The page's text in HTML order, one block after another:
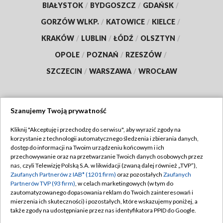
BIAŁYSTOK / BYDGOSZCZ / GDAŃSK /
GORZÓW WLKP. / KATOWICE / KIELCE /
KRAKÓW / LUBLIN / ŁÓDŹ / OLSZTYN /
OPOLE / POZNAŃ / RZESZÓW /
SZCZECIN / WARSZAWA / WROCŁAW
TVP
Abonament TVP
Emisja w TVP
Centrum informacji TVP
Naziemna Telewizja Cyfrowa
Regulamin TVP
Polityka prywatności
Moje zgody
Pomoc
Szanujemy Twoją prywatność
Kliknij "Akceptuję i przechodzę do serwisu", aby wyrazić zgody na
korzystanie z technologii automatycznego śledzenia i zbierania danych,
dostęp do informacji na Twoim urządzeniu końcowym i ich
przechowywanie oraz na przetwarzanie Twoich danych osobowych przez
nas, czyli Telewizję Polską S.A. w likwidacji (zwaną dalej również „TVP”),
Zaufanych Partnerów z IAB* (1201 firm) oraz pozostałych Zaufanych
Partnerów TVP (93 firm), w celach marketingowych (w tym do
zautomatyzowanego dopasowania reklam do Twoich zainteresowań i
mierzenia ich skuteczności) i pozostałych, które wskazujemy poniżej, a
także zgody na udostępnianie przez nas identyfikatora PPID do Google.